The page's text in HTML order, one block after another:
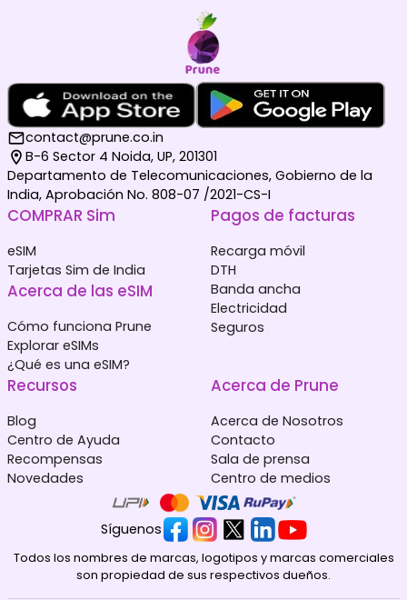
contact@prune.co.in
B-6 Sector 4 Noida, UP, 201301
Departamento de Telecomunicaciones, Gobierno de la
India, Aprobación No. 808-07 /2021-CS-I
COMPRAR Sim
eSIM
Tarjetas Sim de India
Acerca de las eSIM
Cómo funciona Prune
Explorar eSIMs
¿Qué es una eSIM?
Pagos de facturas
Recarga móvil
DTH
Banda ancha
Electricidad
Seguros
Recursos
Blog
Centro de Ayuda
Recompensas
Novedades
Acerca de Prune
Acerca de Nosotros
Contacto
Sala de prensa
Centro de medios
Síguenos
Todos los nombres de marcas, logotipos y marcas comerciales
son propiedad de sus respectivos dueños.